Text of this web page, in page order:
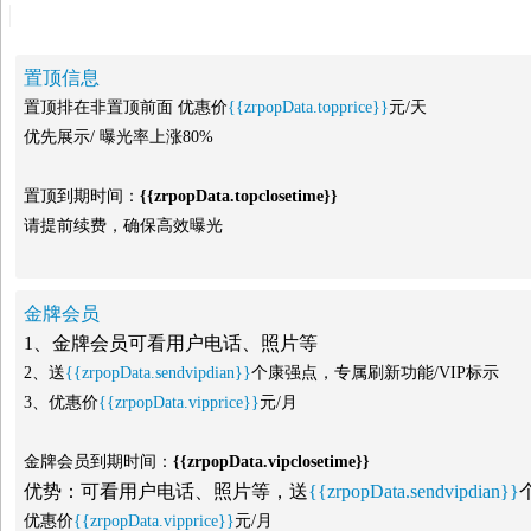
置顶信息
置顶排在非置顶前面 优惠价{{zrpopData.topprice}}元/天
优先展示/ 曝光率上涨80%
置顶到期时间： {{zrpopData.topclosetime}}
请提前续费，确保高效曝光
金牌会员
1、金牌会员可看用户电话、照片等
2、送{{zrpopData.sendvipdian}}个康强点，专属刷新功能/VIP标示
3、优惠价{{zrpopData.vipprice}}元/月
金牌会员到期时间： {{zrpopData.vipclosetime}}
优势：可看用户电话、照片等，送{{zrpopData.sendvipdian}}
优惠价{{zrpopData.vipprice}}元/月